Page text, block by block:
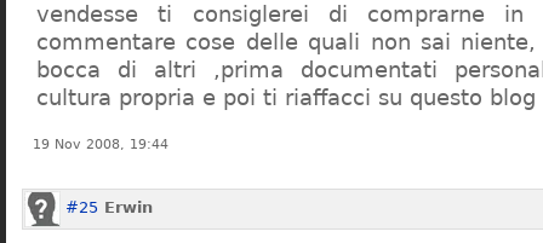
vendesse ti consiglerei di comprarne in
commentare cose delle quali non sai
bocca di altri ,prima documentati
cultura propria e poi ti riaffacci su questo blog
19 Nov 2008, 19:44
#25 Erwin